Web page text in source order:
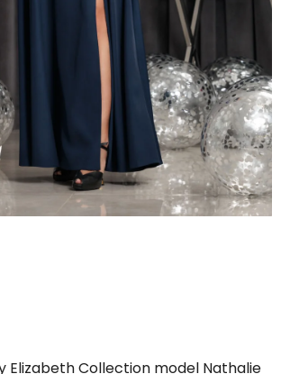
Elizabeth Collection model Nathalie